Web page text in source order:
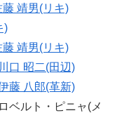
藤 靖男(リキ)
)
藤 靖男(リキ)
川口 昭二(田辺)
藤 八郎(革新)
ルト・ピニャ(メ